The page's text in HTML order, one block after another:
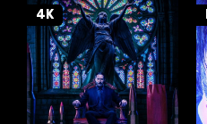
4K